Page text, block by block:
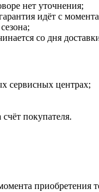
нет уточнения;
идёт с
со дня
сервисных центрах;
покупателя.
приобретения